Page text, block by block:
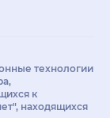
технологии
к
находящихся